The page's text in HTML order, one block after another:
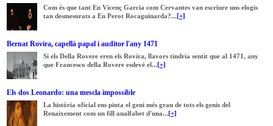
Com és que tant En Vicenç Garcia com Cervantes van escriure uns elogis
tan desmesurats a En Perot Rocaguinarda?...[+]
Bernat Rovira, capellà papal i auditor l'any 1471
Si els Della Rovere eren els Rovira, llavors tindria sentit que al 1471, any
que Francesco della Rovere esdevé el...[+]
Els dos Leonardo: una mescla impossible
La història oficial ens pinta el geni més gran de tots els genis del
Renaixement com un fill analfabet d'una...[+]